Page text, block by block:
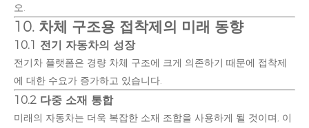
오.
10. 차체 구조용 접착제의 미래 동향
10.1 전기 자동차의 성장
전기차 플랫폼은 경량 차체 구조에 크게 의존하기 때문에 접착제
에 대한 수요가 증가하고 있습니다.
10.2 다중 소재 통합
미래의 자동차는 더욱 복잡한 소재 조합을 사용하게 될 것이며, 이